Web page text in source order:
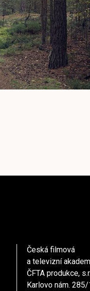
Česká filmová
a televizní
ČFTA produkce,
Karlovo nám.